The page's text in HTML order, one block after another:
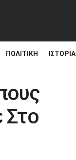
ΠΟΛΙΤΙΚΗ ΙΣΤΟΡΊΑ
Στο